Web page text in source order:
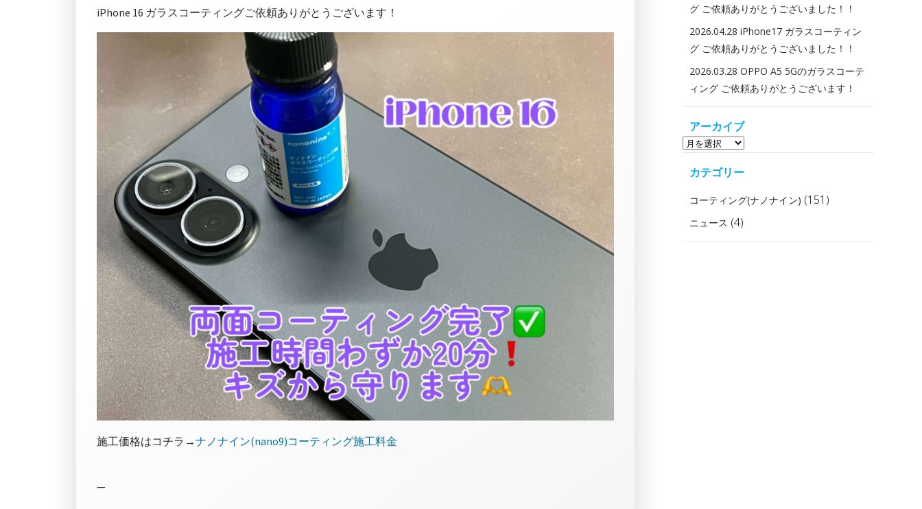
iPhone 16 ガラスコーティングご依頼ありがとうございます！
施工価格はコチラ→ナノナイン(nano9)コーティング施工料金
—
グ ご依頼ありがとうございました！！
2026.04.28 iPhone17 ガラスコーティン
グ ご依頼ありがとうございました！！
2026.03.28 OPPO A5 5Gのガラスコーテ
ィング ご依頼ありがとうございます！
アーカイブ
ア
カ
イ
カテゴリー
コーティング(ナノナイン) (151)
ニュース (4)